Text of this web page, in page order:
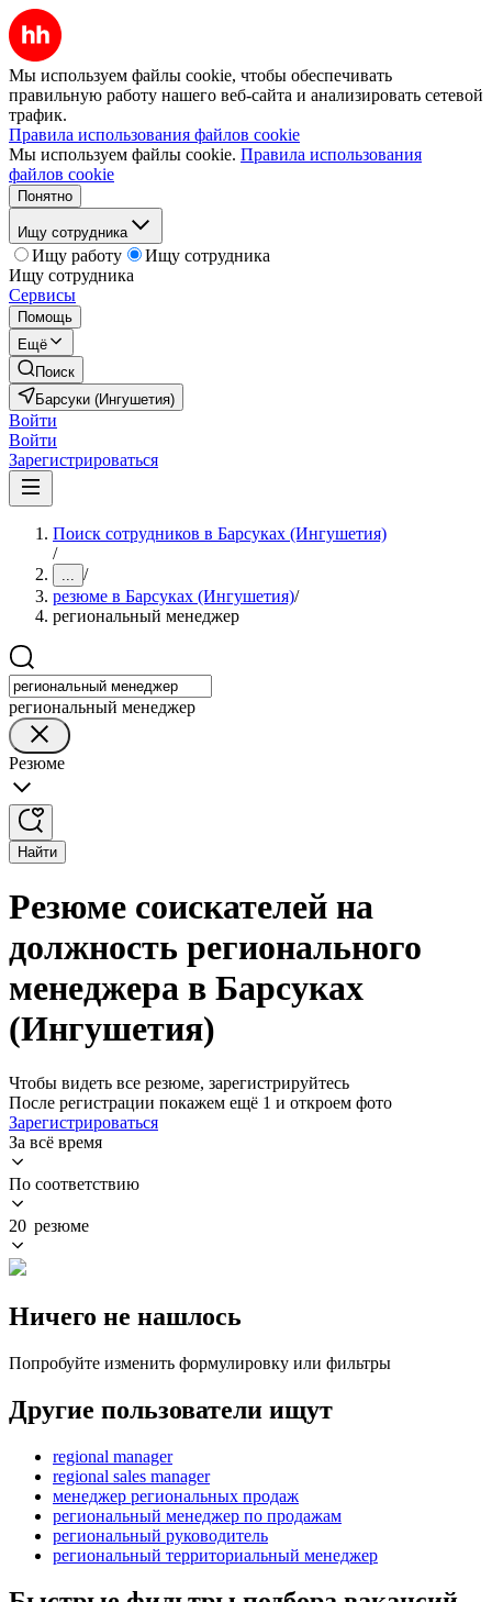
Мы используем файлы cookie, чтобы обеспечивать
правильную работу нашего веб-сайта и анализировать сетевой
трафик.
Правила использования файлов cookie
Мы используем файлы cookie. Правила использования
файлов cookie
Понятно
Ищу сотрудника
Ищу работу
Ищу сотрудника
Ищу сотрудника
Сервисы
Помощь
Ещё
Поиск
Барсуки (Ингушетия)
Войти
Войти
Зарегистрироваться
Поиск сотрудников в Барсуках (Ингушетия)
/
... /
резюме в Барсуках (Ингушетия)/
региональный менеджер
региональный менеджер
Резюме
Найти
Резюме соискателей на
должность регионального
менеджера в Барсуках
(Ингушетия)
Чтобы видеть все резюме, зарегистрируйтесь
После регистрации покажем ещё 1 и откроем фото
Зарегистрироваться
За всё время
По соответствию
20 резюме
Ничего не нашлось
Попробуйте изменить формулировку или фильтры
Другие пользователи ищут
regional manager
regional sales manager
менеджер региональных продаж
региональный менеджер по продажам
региональный руководитель
региональный территориальный менеджер